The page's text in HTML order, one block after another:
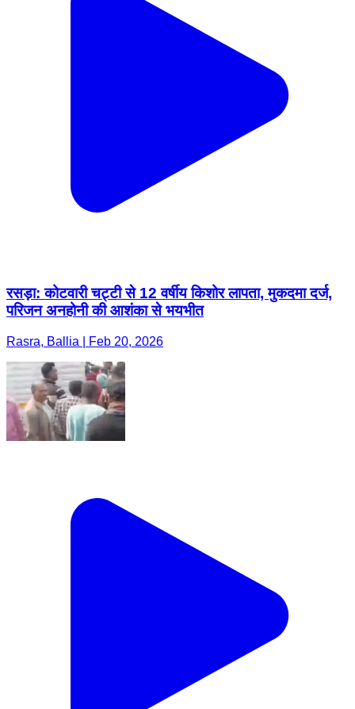
रसड़ा: कोटवारी चट्टी से 12 वर्षीय किशोर लापता, मुकदमा दर्ज,
परिजन अनहोनी की आशंका से भयभीत
Rasra, Ballia | Feb 20, 2026